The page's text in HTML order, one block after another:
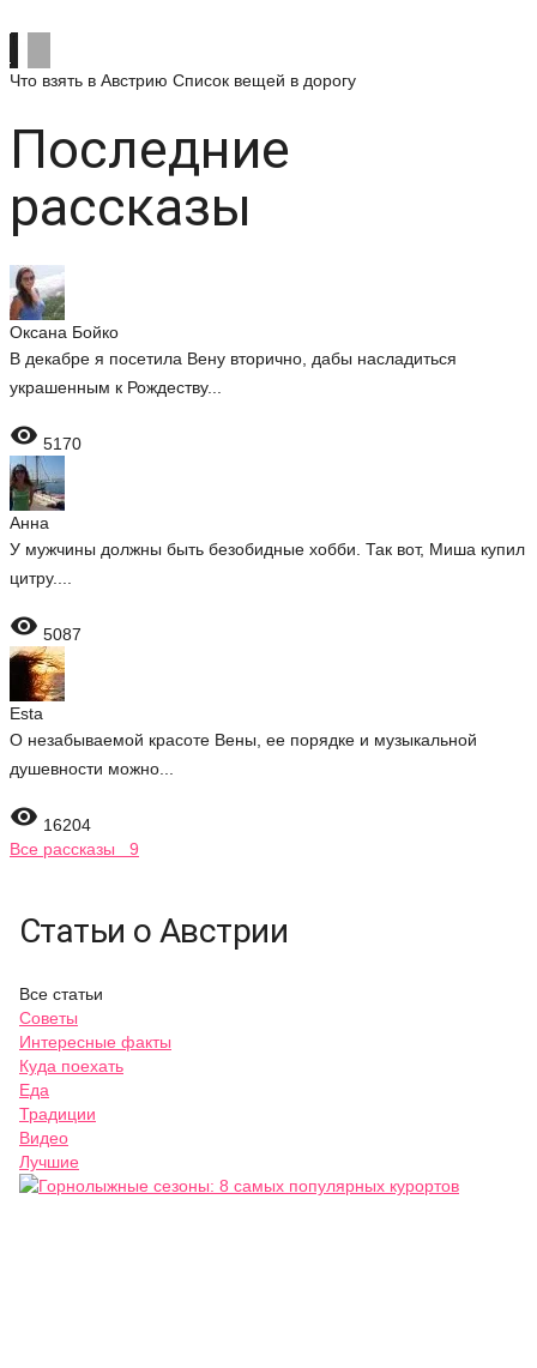
Что взять в Австрию Список вещей в дорогу
Последние
рассказы
Оксана Бойко
В декабре я посетила Вену вторично, дабы насладиться
украшенным к Рождеству...
 5170
Анна
У мужчины должны быть безобидные хобби. Так вот, Миша купил
цитру....
 5087
Esta
О незабываемой красоте Вены, ее порядке и музыкальной
душевности можно...
 16204
Все рассказы 9
Статьи о Австрии
Все статьи
Советы
Интересные факты
Куда поехать
Еда
Традиции
Видео
Лучшие